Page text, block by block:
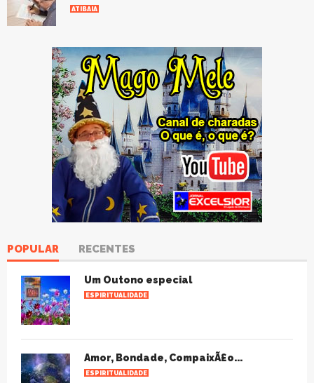
ATIBAIA
POPULAR RECENTES
Um Outono especial
ESPIRITUALIDADE
Amor, Bondade, CompaixÃ£o...
ESPIRITUALIDADE